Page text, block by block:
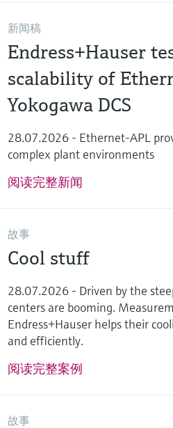
新闻稿
Endress+Hauser
scalability of
Yokogawa DCS
28.07.2026 - Ethernet-APL
complex plant environments
阅读完整新闻
故事
Cool stuff
28.07.2026 - Driven by the
centers are booming.
Endress+Hauser helps their
and efficiently.
阅读完整案例
故事